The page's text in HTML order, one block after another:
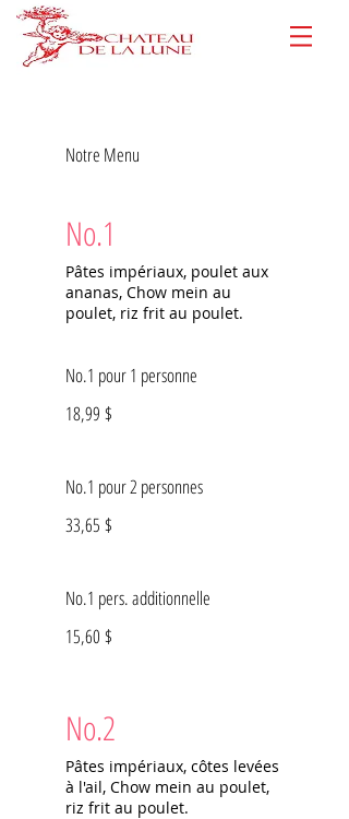
Notre Menu
No.1
Pâtes impériaux, poulet aux
ananas, Chow mein au
poulet, riz frit au poulet.
No.1 pour 1 personne
18,99 $
No.1 pour 2 personnes
33,65 $
No.1 pers. additionnelle
15,60 $
No.2
Pâtes impériaux, côtes levées
à l'ail, Chow mein au poulet,
riz frit au poulet.